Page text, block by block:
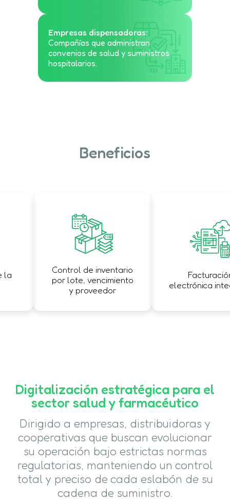
Empresas dispensadoras:
Compañías que administran
convenios de salud y suministros
hospitalarios.
Beneficios
Control de inventario
por lote, vencimiento
y proveedor
Facturación
electrónica
Digitalización estratégica para el
sector salud y farmacéutico
Dirigido a empresas, distribuidoras y
cooperativas que buscan evolucionar
su operación bajo estrictas normas
regulatorias, manteniendo un control
total y preciso de cada eslabón de su
cadena de suministro.